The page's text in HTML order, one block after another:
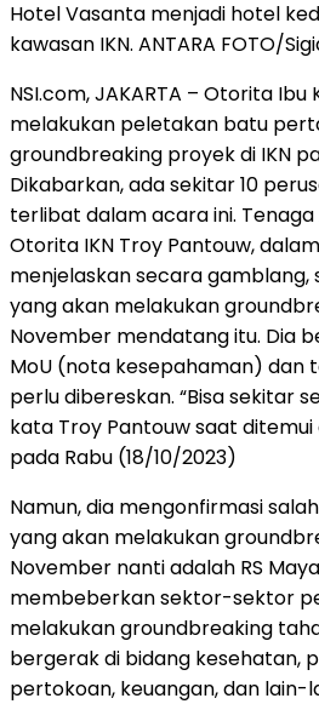
Hotel Vasanta menjadi hotel
kawasan IKN. ANTARA FOTO/
NSI.com, JAKARTA – Otorita
melakukan peletakan batu
groundbreaking proyek di IKN
Dikabarkan, ada sekitar 10
terlibat dalam acara ini. Tenaga
Otorita IKN Troy Pantouw,
menjelaskan secara gamblang,
yang akan melakukan
November mendatang itu. Dia
MoU (nota kesepahaman) dan
perlu dibereskan. “Bisa sekitar
kata Troy Pantouw saat
pada Rabu (18/10/2023)
Namun, dia mengonfirmasi
yang akan melakukan
November nanti adalah RS
membeberkan sektor-sektor
melakukan groundbreaking
bergerak di bidang kesehatan,
pertokoan, keuangan, dan lain-